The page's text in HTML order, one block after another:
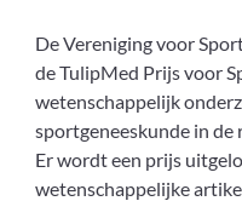
De Vereniging voor
de TulipMed Prijs voor
wetenschappelijk
sportgeneeskunde in de
Er wordt een prijs
wetenschappelijke